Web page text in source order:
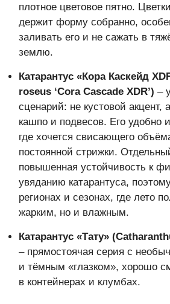
плотное цветовое пятно.
держит форму собранно,
заливать его и не сажать в
землю.
Катарантус «Кора Каскейд
roseus ‘Cora Cascade XDR’) –
сценарий: не кустовой акцент,
кашпо и подвесов. Его удобно
где хочется свисающего
постоянной стрижки.
повышенная устойчивость к
увяданию катарантуса,
регионах и сезонах, где лето
жарким, но и влажным.
Катарантус «Тату»
– прямостоячая серия с
и тёмным «глазком», хорошо
в контейнерах и клумбах.